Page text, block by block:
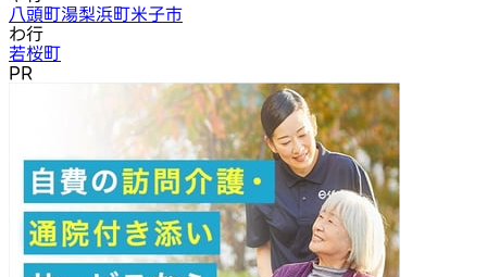
八頭町湯梨浜町米子市
わ行
若桜町
PR